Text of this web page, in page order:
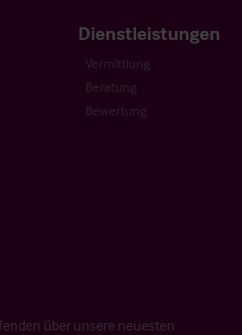
Dienstleistungen
Vermittlung
Beratung
Bewertung
über unsere neuesten